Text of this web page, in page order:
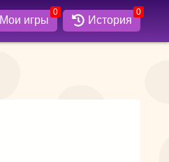
Мои игры
0
История
0